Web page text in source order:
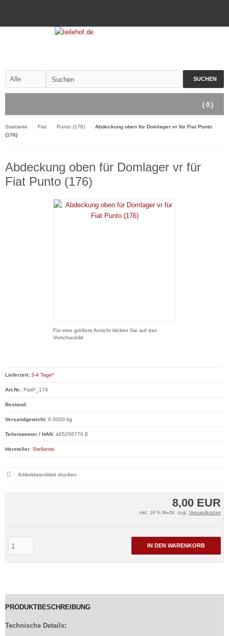
SUCHEN
( 0 )
Startseite Fiat Punto (176)
Abdeckung oben für Domlager vr für Fiat Punto
(176)
Abdeckung oben für Domlager vr für
Fiat Punto (176)
Für eine größere Ansicht klicken Sie auf das
Vorschaubild
8,00 EUR
inkl. 19 % MwSt. zzgl. Versandkosten
IN DEN WARENKORB
Lieferzeit: 3-4 Tage*
Art.Nr.: FiatP_174
Bestand:
Versandgewicht: 6.0000 kg
Teilenummer / HAN: 465256770 E
Hersteller: Stellantis
Artikeldatenblatt drucken
PRODUKTBESCHREIBUNG
Technische Details: